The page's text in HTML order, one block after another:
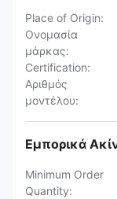
Place of Origin:
Ονομασία
μάρκας:
Certification:
Αριθμός
μοντέλου:
Εμπορικά
Minimum Order
Quantity: